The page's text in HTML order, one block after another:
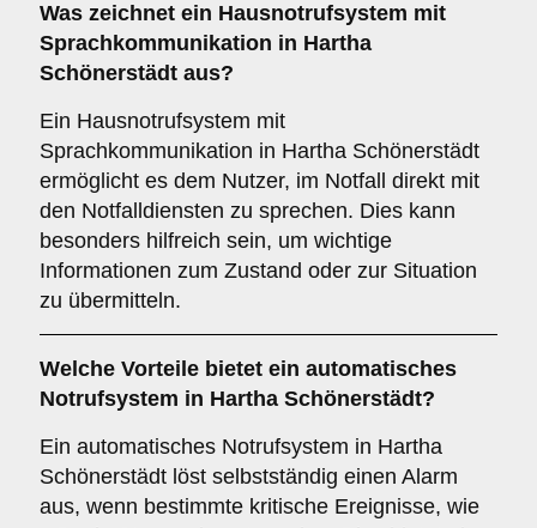
Was zeichnet ein Hausnotrufsystem mit
Sprachkommunikation in Hartha
Schönerstädt aus?
Ein Hausnotrufsystem mit
Sprachkommunikation in Hartha Schönerstädt
ermöglicht es dem Nutzer, im Notfall direkt mit
den Notfalldiensten zu sprechen. Dies kann
besonders hilfreich sein, um wichtige
Informationen zum Zustand oder zur Situation
zu übermitteln.
Welche Vorteile bietet ein automatisches
Notrufsystem in Hartha Schönerstädt?
Ein automatisches Notrufsystem in Hartha
Schönerstädt löst selbstständig einen Alarm
aus, wenn bestimmte kritische Ereignisse, wie